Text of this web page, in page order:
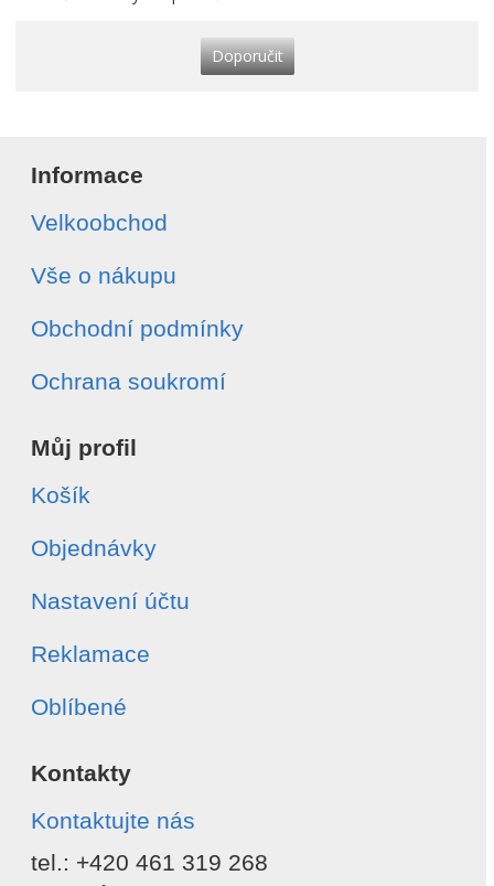
Doporučit
Informace
Velkoobchod
Vše o nákupu
Obchodní podmínky
Ochrana soukromí
Můj profil
Košík
Objednávky
Nastavení účtu
Reklamace
Oblíbené
Kontakty
Kontaktujte nás
tel.: +420 461 319 268